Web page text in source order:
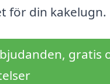
för din kakelugn.
gratis